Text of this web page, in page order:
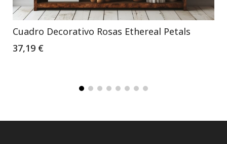
Cuadro Decorativo Rosas Ethereal Petals
37,19 €